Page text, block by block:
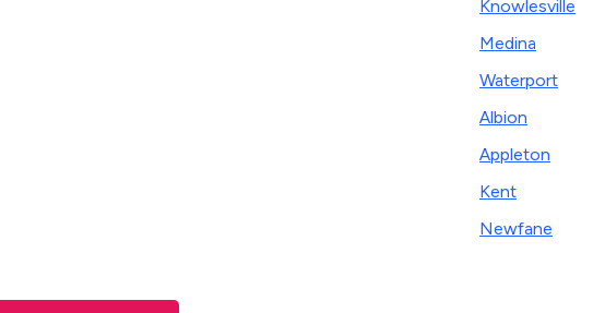
Knowlesville
Medina
Waterport
Albion
Appleton
Kent
Newfane